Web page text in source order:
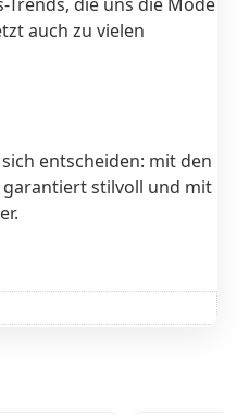
auch zu vielen
entscheiden: mit den
garantiert stilvoll und mit